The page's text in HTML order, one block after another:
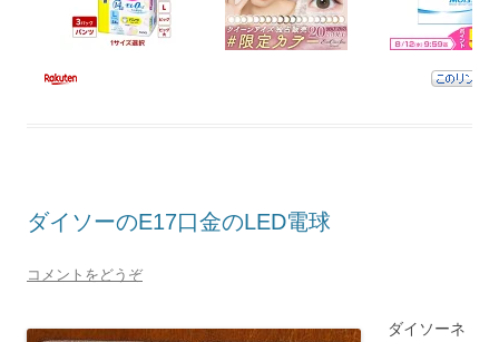
ダイソーのE17口金のLED電球
コメントをどうぞ
ダイソーネ